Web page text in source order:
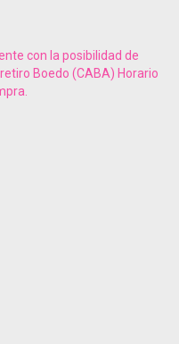
con la posibilidad de
Boedo (CABA) Horario